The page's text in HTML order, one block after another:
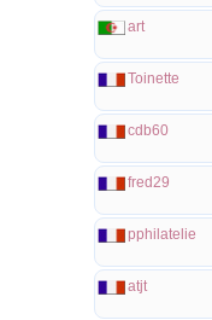
art
Toinette
cdb60
fred29
pphilatelie
atjt